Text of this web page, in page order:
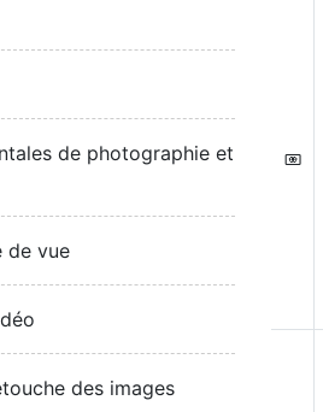
de photographie et
de vue
des images
M